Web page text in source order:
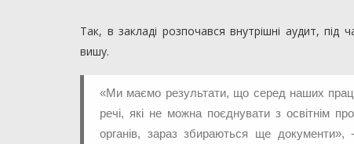
Так, в закладі розпочався внутрішні аудит, під
вишу.
«Ми маємо результати, що серед наших
речі, які не можна поєднувати з освітнім
органів, зараз збираються ще документи»,